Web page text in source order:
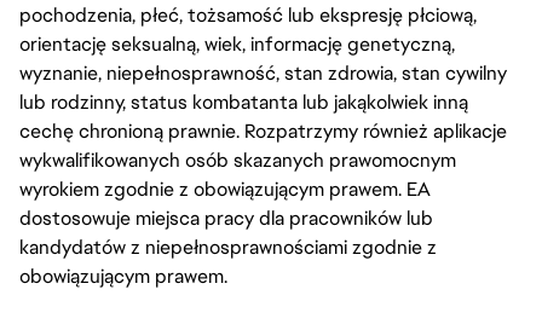
pochodzenia, płeć, tożsamość lub ekspresję płciową,
orientację seksualną, wiek, informację genetyczną,
wyznanie, niepełnosprawność, stan zdrowia, stan cywilny
lub rodzinny, status kombatanta lub jakąkolwiek inną
cechę chronioną prawnie. Rozpatrzymy również aplikacje
wykwalifikowanych osób skazanych prawomocnym
wyrokiem zgodnie z obowiązującym prawem. EA
dostosowuje miejsca pracy dla pracowników lub
kandydatów z niepełnosprawnościami zgodnie z
obowiązującym prawem.